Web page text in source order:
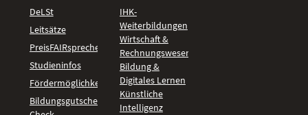
DeLSt
Leitsätze
PreisFAIRsprechen
Studieninfos
Fördermöglichkeiten
Bildungsgutschein
IHK-
Weiterbildungen
Wirtschaft &
Rechnungswesen
Bildung &
Digitales Lernen
Künstliche
Intelligenz